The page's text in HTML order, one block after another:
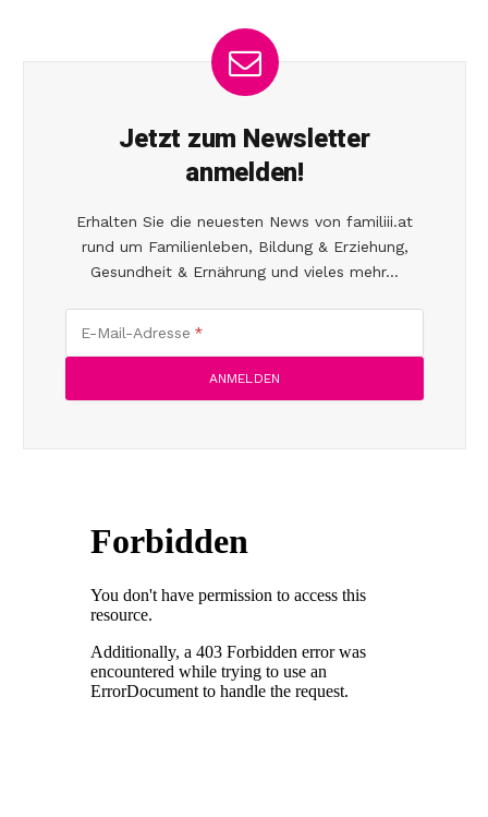
Jetzt zum Newsletter
anmelden!
Erhalten Sie die neuesten News von familiii.at
rund um Familienleben, Bildung & Erziehung,
Gesundheit & Ernährung und vieles mehr...
E-Mail-Adresse